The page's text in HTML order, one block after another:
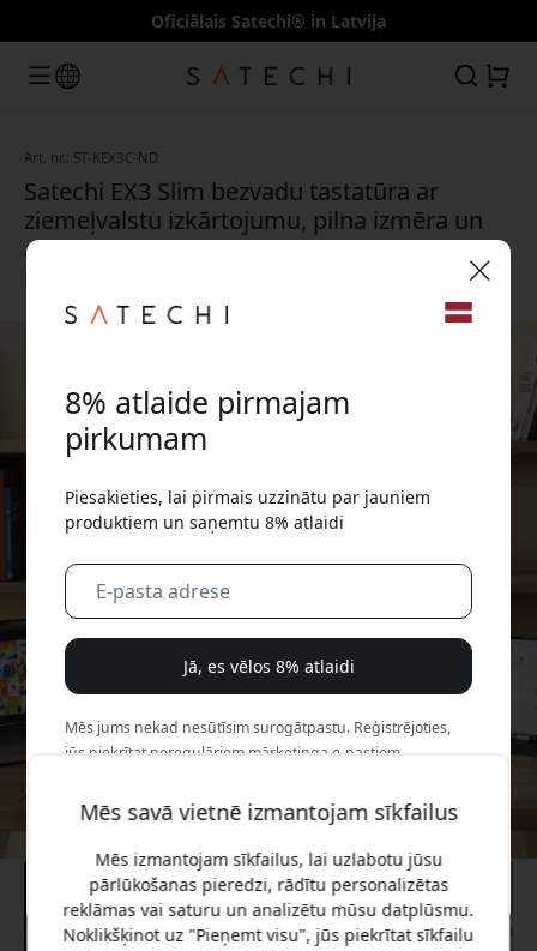
Oficiālais Satechi® in Latvija
Art. nr.: ST-KEX3C-ND
Satechi EX3 Slim bezvadu tastatūra ar
ziemeļvalstu izkārtojumu, pilna izmēra un
atbalstu četrām ierīcēm - Kosmosa melnā
Mēs savā vietnē izmantojam sīkfailus
Mēs izmantojam sīkfailus, lai uzlabotu jūsu
pārlūkošanas pieredzi, rādītu personalizētas
reklāmas vai saturu un analizētu mūsu datplūsmu.
Noklikšķinot uz "Pieņemt visu", jūs piekrītat sīkfailu
8% atlaide pirmajam
pirkumam
Piesakieties, lai pirmais uzzinātu par jauniem
produktiem un saņemtu 8% atlaidi
Jā, es vēlos 8% atlaidi
Mēs jums nekad nesūtīsim surogātpastu. Reģistrējoties,
jūs piekrītat neregulāriem mārketinga e-pastiem,
🎉 Jūsu atlaižu kods:
Izmantojiet šo kodu, veicot pasūtījumu, lai
saņemtu 8% atlaidi.